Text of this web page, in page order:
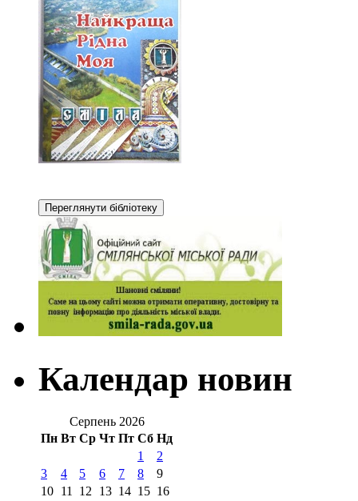
Календар новин
Серпень 2026
Пн Вт Ср Чт Пт Сб Нд
1
2
3
4 5 6 7 8
9
10 11 12 13 14 15 16